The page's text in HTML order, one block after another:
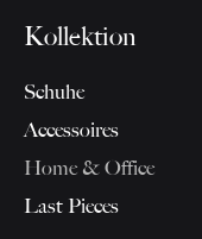
Kollektion
Schuhe
Accessoires
Home & Office
Last Pieces